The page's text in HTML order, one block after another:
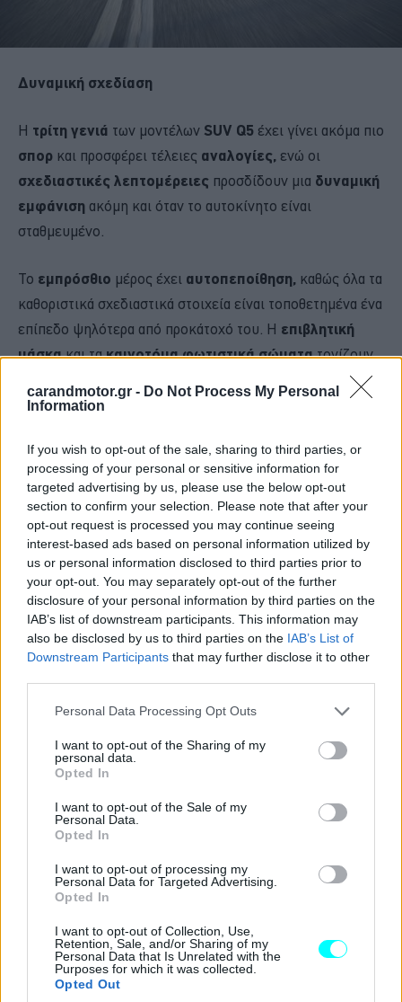
carandmotor.gr - Do Not Process My Personal
Information
If you wish to opt-out of the sale, sharing to third parties, or
processing of your personal or sensitive information for
targeted advertising by us, please use the below opt-out
section to confirm your selection. Please note that after your
opt-out request is processed you may continue seeing
interest-based ads based on personal information utilized by
us or personal information disclosed to third parties prior to
your opt-out. You may separately opt-out of the further
disclosure of your personal information by third parties on the
IAB’s list of downstream participants. This information may
also be disclosed by us to third parties on the IAB’s List of
Downstream Participants that may further disclose it to other
Please note that this website/app uses one or more Google
not limited to your visit or usage behaviour. You may click to
grant or deny consent to Google and its third-party tags to
use your data for below specified purposes in below Google
consent section.
Personal Data Processing Opt Outs
I want to opt-out of the Sharing of my
personal data.
Opted In
I want to opt-out of the Sale of my
Personal Data.
Opted In
I want to opt-out of processing my
Personal Data for Targeted Advertising.
Opted In
I want to opt-out of Collection, Use,
Retention, Sale, and/or Sharing of my
Personal Data that Is Unrelated with the
Purposes for which it was collected.
Opted Out
Δυναμική σχεδίαση
Η τρίτη γενιά των μοντέλων SUV Q5 έχει γίνει ακόμα πιο
σπορ και προσφέρει τέλειες αναλογίες, ενώ οι
σχεδιαστικές λεπτομέρειες προσδίδουν μια δυναμική
εμφάνιση ακόμη και όταν το αυτοκίνητο είναι
σταθμευμένο.
Το εμπρόσθιο μέρος έχει αυτοπεποίθηση, καθώς όλα τα
καθοριστικά σχεδιαστικά στοιχεία είναι τοποθετημένα ένα
επίπεδο ψηλότερα από προκάτοχό του. Η επιβλητική
μάσκακαι τακαινοτόμα φωτιστικά σώματατονίζουν
Ειδικά για ταφωτιστικά σώματα